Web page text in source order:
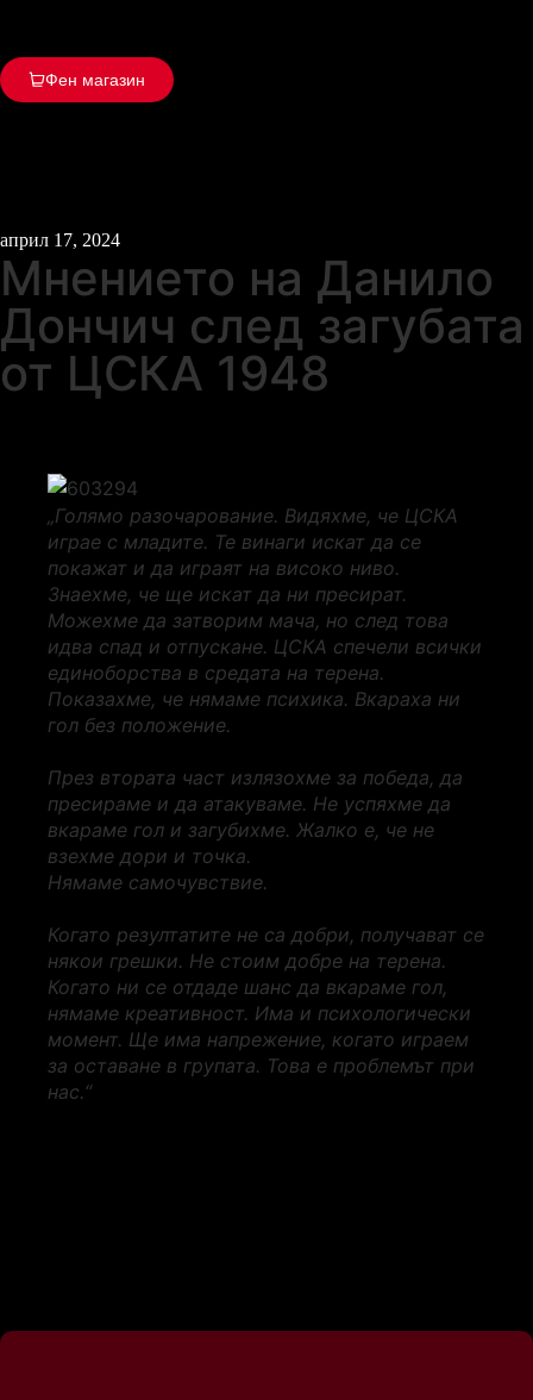
Фен магазин
април 17, 2024
Мнението на Данило
Дончич след загубата
от ЦСКА 1948
„Голямо разочарование. Видяхме, че ЦСКА
играе с младите. Те винаги искат да се
покажат и да играят на високо ниво.
Знаехме, че ще искат да ни пресират.
Можехме да затворим мача, но след това
идва спад и отпускане. ЦСКА спечели всички
единоборства в средата на терена.
Показахме, че нямаме психика. Вкараха ни
гол без положение.
През втората част излязохме за победа, да
пресираме и да атакуваме. Не успяхме да
вкараме гол и загубихме. Жалко е, че не
взехме дори и точка.
Нямаме самочувствие.
Когато резултатите не са добри, получават се
някои грешки. Не стоим добре на терена.
Когато ни се отдаде шанс да вкараме гол,
нямаме креативност. Има и психологически
момент. Ще има напрежение, когато играем
за оставане в групата. Това е проблемът при
нас.“